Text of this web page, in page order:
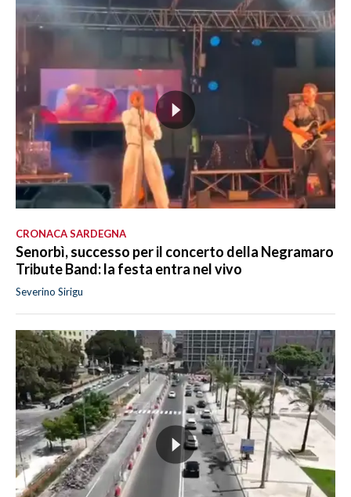
CRONACA SARDEGNA
Senorbì, successo per il concerto della Negramaro
Tribute Band: la festa entra nel vivo
Severino Sirigu